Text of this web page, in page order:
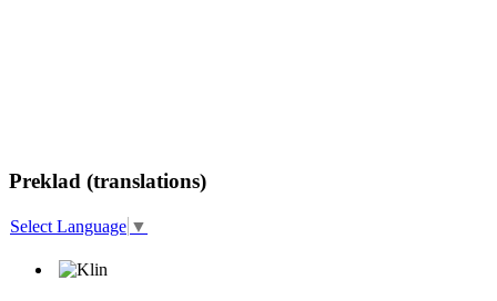
Preklad (translations)
Select Language ▼